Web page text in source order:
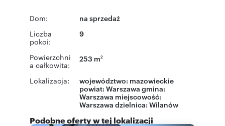
Dom: na sprzedaż
Liczba
pokoi:
9
Powierzchni
a całkowita:
253 m2
Lokalizacja: województwo: mazowieckie
powiat: Warszawa gmina:
Warszawa miejscowość:
Warszawa dzielnica: Wilanów
Podobne oferty w tej lokalizacji